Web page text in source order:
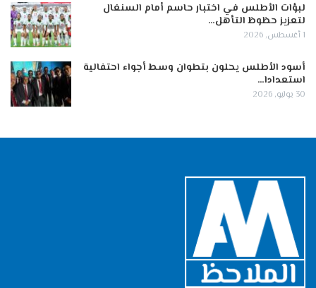
لبؤات الأطلس في اختبار حاسم أمام السنغال
لتعزيز حظوظ التأهل…
1 أغسطس, 2026
أسود الأطلس يحلون بتطوان وسط أجواء احتفالية
استعدادا…
30 يوليو, 2026